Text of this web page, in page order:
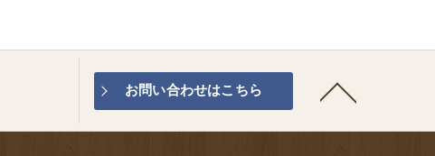
お問い合わせはこちら